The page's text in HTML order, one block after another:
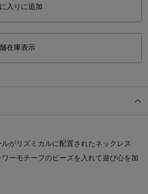
入りに追加
在庫表示
がリズミカルに配置されたネックレス
ーモチーフのビーズを入れて遊び心を加